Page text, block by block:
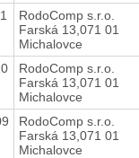
RodoComp s.r.o.
Farská 13,071 01
Michalovce
RodoComp s.r.o.
Farská 13,071 01
Michalovce
RodoComp s.r.o.
Farská 13,071 01
Michalovce